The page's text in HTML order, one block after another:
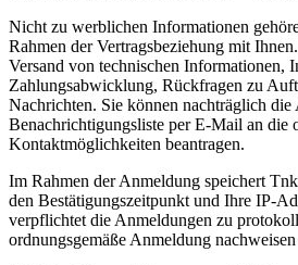
Nicht zu werblichen Informationen
Rahmen der Vertragsbeziehung mit
Versand von technischen Informationen,
Zahlungsabwicklung, Rückfragen zu
Nachrichten. Sie können nachträglich die
Benachrichtigungsliste per E-Mail an die
Kontaktmöglichkeiten beantragen.
Im Rahmen der Anmeldung speichert
den Bestätigungszeitpunkt und Ihre IP-
verpflichtet die Anmeldungen zu
ordnungsgemäße Anmeldung